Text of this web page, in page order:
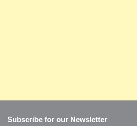
Subscribe for our Newsletter